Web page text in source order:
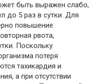
быть выражен слабо,
до 5 раз в сутки. Для
повышение
рвота,
Поскольку
потеря
тахикардия и
а при отсутствии